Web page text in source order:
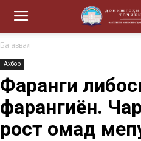
Ба аввал
Ахбор
Фарҳанги
фарҳангиён.
рост омад